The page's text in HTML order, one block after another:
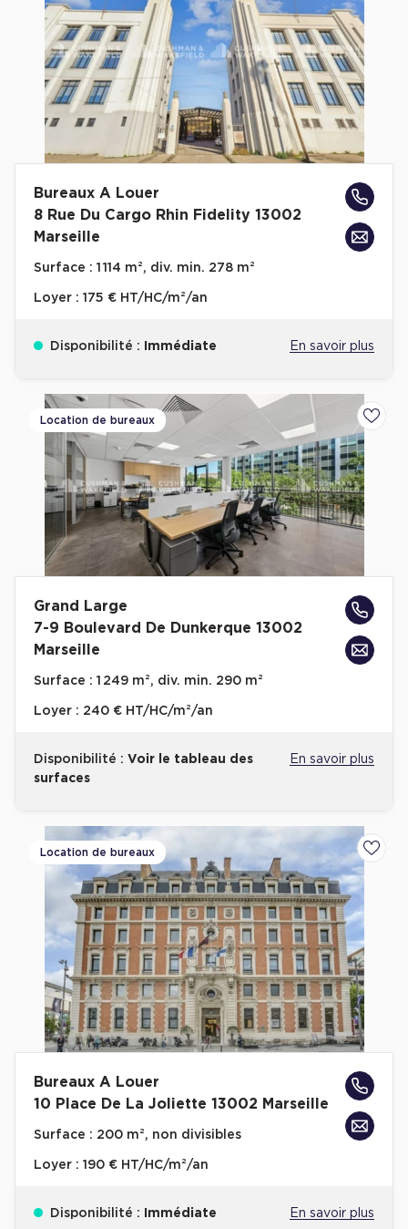
Bureaux A Louer
8 Rue Du Cargo Rhin Fidelity 13002
Marseille
Surface : 1 114 m², div. min. 278 m²
Loyer : 175 € HT/HC/m²/an
Disponibilité : Immédiate En savoir plus
Location de bureaux
Grand Large
7-9 Boulevard De Dunkerque 13002
Marseille
Surface : 1 249 m², div. min. 290 m²
Loyer : 240 € HT/HC/m²/an
Disponibilité : Voir le tableau des
surfaces
En savoir plus
Location de bureaux
Bureaux A Louer
10 Place De La Joliette 13002 Marseille
Surface : 200 m², non divisibles
Loyer : 190 € HT/HC/m²/an
Disponibilité : Immédiate En savoir plus